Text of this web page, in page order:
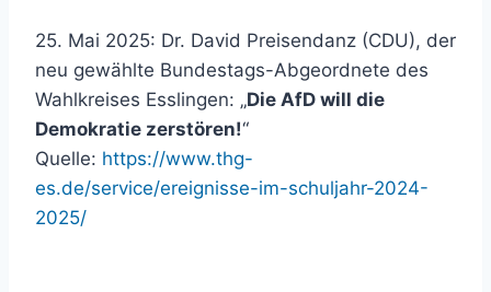
25. Mai 2025: Dr. David Preisendanz (CDU), der
neu gewählte Bundestags-Abgeordnete des
Wahlkreises Esslingen: „Die AfD will die
Demokratie zerstören!“
Quelle: https://www.thg-
es.de/service/ereignisse-im-schuljahr-2024-
2025/